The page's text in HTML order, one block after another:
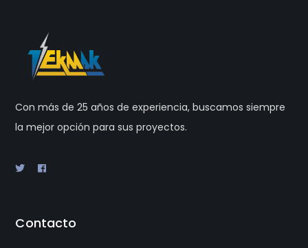
Con más de 25 años de experiencia, buscamos siempre
la mejor opción para sus proyectos.
Contacto